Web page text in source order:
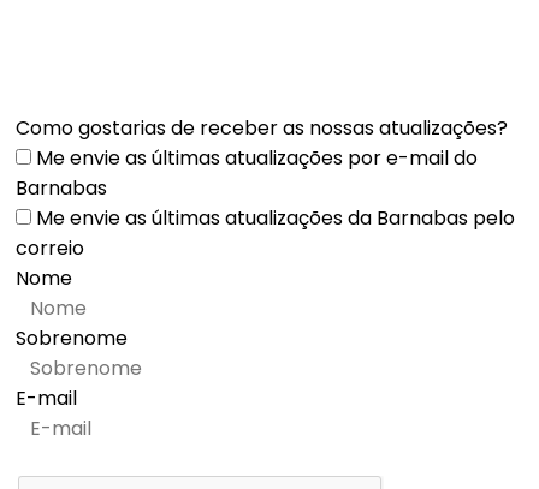
Como gostarias de receber as nossas atualizações?
Me envie as últimas atualizações por e-mail do
Barnabas
Me envie as últimas atualizações da Barnabas pelo
correio
Nome
Sobrenome
E-mail